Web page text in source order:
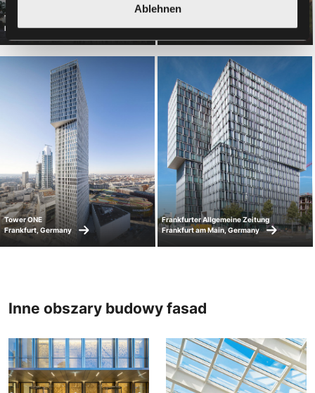
Ablehnen
TwelveTrees Park/Evergreen Point
London, UK
Milton Keynes, UK
Tower ONE
Frankfurt, Germany
Frankfurter Allgemeine Zeitung
Frankfurt am Main, Germany
Inne obszary budowy fasad